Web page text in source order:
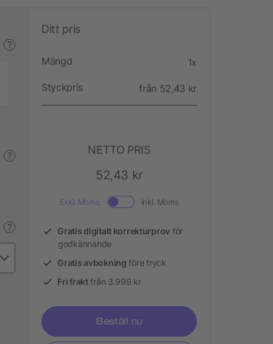
?
?
?
Ditt pris
Mängd 1x
Styckpris från 52,43 kr
NETTO PRIS
52,43 kr
Exkl. Moms. Inkl. Moms
Gratis digitalt korrekturprov för
godkännande
Gratis avbokning före tryck
Fri fraktfrån 3.999 kr
Beställ nu